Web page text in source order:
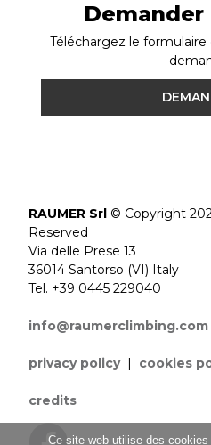
Téléchargez le
RAUMER Srl © Copyright
Reserved
Via delle Prese 13
36014 Santorso (VI) Italy
Tel. +39 0445 229040
info@raumerclimbing.com
privacy policy| cookies
credits
Ce site web utilise des